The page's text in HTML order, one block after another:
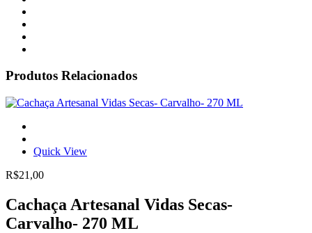
Produtos Relacionados
Quick View
R$21,00
Cachaça Artesanal Vidas Secas-
Carvalho- 270 ML